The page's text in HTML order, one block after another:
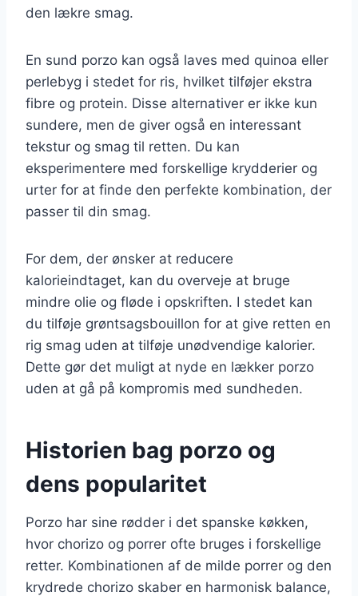
den lækre smag.
En sund porzo kan også laves med quinoa eller
perlebyg i stedet for ris, hvilket tilføjer ekstra
fibre og protein. Disse alternativer er ikke kun
sundere, men de giver også en interessant
tekstur og smag til retten. Du kan
eksperimentere med forskellige krydderier og
urter for at finde den perfekte kombination, der
passer til din smag.
For dem, der ønsker at reducere
kalorieindtaget, kan du overveje at bruge
mindre olie og fløde i opskriften. I stedet kan
du tilføje grøntsagsbouillon for at give retten en
rig smag uden at tilføje unødvendige kalorier.
Dette gør det muligt at nyde en lækker porzo
uden at gå på kompromis med sundheden.
Historien bag porzo og
dens popularitet
Porzo har sine rødder i det spanske køkken,
hvor chorizo og porrer ofte bruges i forskellige
retter. Kombinationen af de milde porrer og den
krydrede chorizo skaber en harmonisk balance,